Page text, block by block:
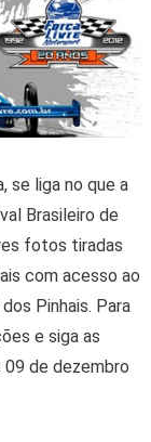
se liga no que a
Brasileiro de
fotos tiradas
com acesso ao
Pinhais. Para
e siga as
de dezembro